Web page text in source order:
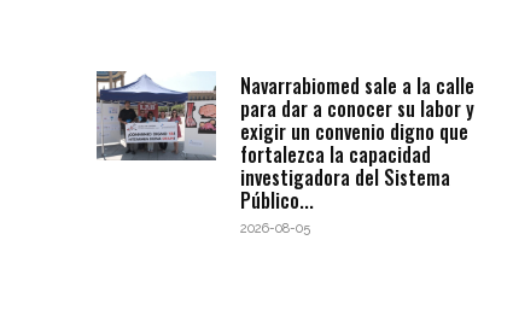
Navarrabiomed sale a la calle
para dar a conocer su labor y
exigir un convenio digno que
fortalezca la capacidad
investigadora del Sistema
Público...
2026-08-05